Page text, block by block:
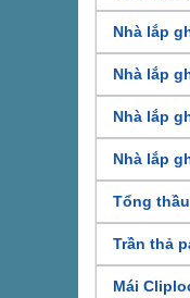
Nhà lắp
Nhà lắp
Nhà lắp
Nhà lắp
Tổng
Trần thả
Mái